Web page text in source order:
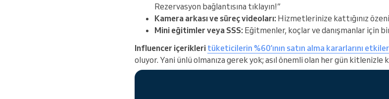
Rezervasyon bağlantısına tıklayın!”
Kamera arkası ve süreç videoları: Hizmetlerinize kattığınız özeni
Mini eğitimler veya SSS: Eğitmenler, koçlar ve danışmanlar için
Influencer içerikleri tüketicilerin %60’ının satın alma kararlarını
oluyor. Yani ünlü olmanıza gerek yok; asıl önemli olan her gün